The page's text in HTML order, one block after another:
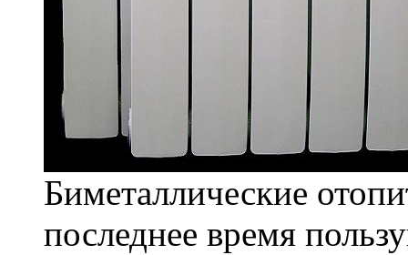
Биметаллические
последнее время